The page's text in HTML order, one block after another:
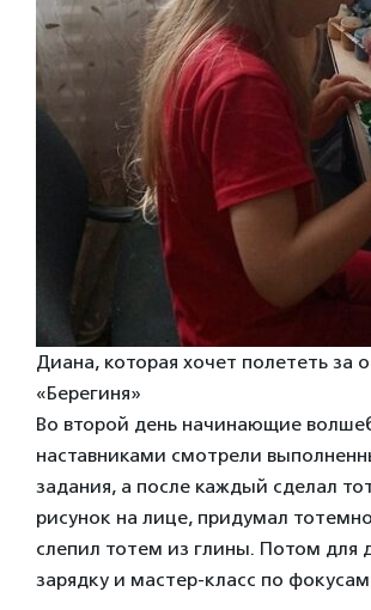
Диана, которая хочет полететь
«Берегиня»
Во второй день начинающие
наставниками смотрели
задания, а после каждый сделал
рисунок на лице, придумал
слепил тотем из глины. Потом для
зарядку и мастер-класс по